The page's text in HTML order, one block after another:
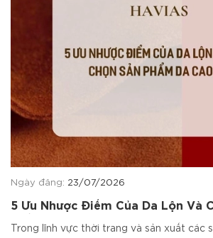
Ngày đăng: 23/07/2026
5 Ưu Nhược Điểm Của Da Lộn Và
Phẩm Da Cao Cấp
Trong lĩnh vực thời trang và sản xuất các